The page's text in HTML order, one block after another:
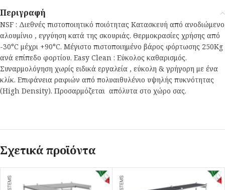
Περιγραφή
NSF : Διεθνές πιστοποιητικό ποιότητας Κατασκευή από ανοδιώμενο
αλουμίνιο , εγγύηση κατά της σκουριάς. Θερμοκρασίες χρήσης από
-30°C μέχρι +90°C. Μέγιστο πιστοποιημένο βάρος φόρτωσης 250Kg
ανά επίπεδο φορτίου. Easy Clean : Εύκολος καθαρισμός.
Συναρμολόγηση χωρίς ειδικά εργαλεία , εύκολη & γρήγορη με ένα
κλίκ. Επιφάνεια ραφιών από πολυαιθυλένιο υψηλής πυκνότητας
(High Density). Προσαρμόζεται απόλυτα στο χώρο σας.
Σχετικά προϊόντα